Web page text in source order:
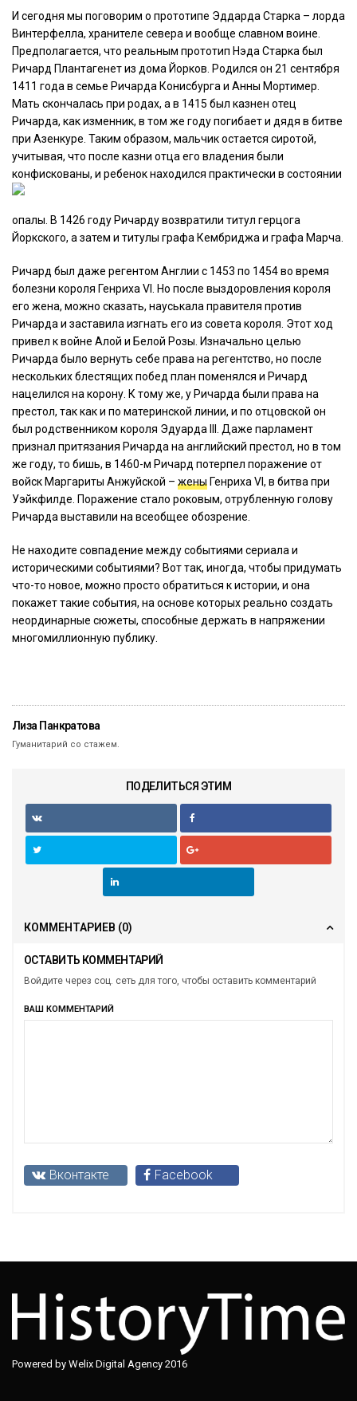
И сегодня мы поговорим о прототипе Эддарда Старка – лорда
Винтерфелла, хранителе севера и вообще славном воине.
Предполагается, что реальным прототип Нэда Старка был
Ричард Плантагенет из дома Йорков. Родился он 21 сентября
1411 года в семье Ричарда Конисбурга и Анны Мортимер.
Мать скончалась при родах, а в 1415 был казнен отец
Ричарда, как изменник, в том же году погибает и дядя в битве
при Азенкуре. Таким образом, мальчик остается сиротой,
учитывая, что после казни отца его владения были
конфискованы, и ребенокнаходился практически в состоянии
опалы. В 1426 году Ричарду возвратили титул герцога
Йоркского, а затем и титулы графа Кембриджа и графа Марча.
Ричард был даже регентом Англии с 1453 по 1454 во время
болезни короля Генриха VI. Но после выздоровления короля
его жена, можно сказать, науськала правителя против
Ричарда и заставила изгнать его из совета короля. Этот ход
привел к войне Алой и Белой Розы. Изначально целью
Ричарда было вернуть себе права на регентство, но после
нескольких блестящих побед план поменялся и Ричард
нацелился на корону. К тому же, у Ричарда были права на
престол, так как и по материнской линии, и по отцовской он
был родственником короля Эдуарда III. Даже парламент
признал притязания Ричарда на английский престол, но в том
же году, то бишь, в 1460-м Ричард потерпел поражение от
войск Маргариты Анжуйской – жены Генриха VI, в битва при
Уэйкфилде. Поражение стало роковым, отрубленную голову
Ричарда выставили на всеобщее обозрение.
Не находите совпадение между событиями сериала и
историческими событиями? Вот так, иногда, чтобы придумать
что-то новое, можно просто обратиться к истории, и она
покажет такие события, на основе которых реально создать
неординарные сюжеты, способные держать в напряжении
многомиллионную публику.
Лиза Панкратова
Гуманитарий со стажем.
ПОДЕЛИТЬСЯ ЭТИМ
КОММЕНТАРИЕВ (0)
ОСТАВИТЬ КОММЕНТАРИЙ
Войдите через соц. сеть для того, чтобы оставить комментарий
ВАШ КОММЕНТАРИЙ
Вконтакте Facebook
Powered by Welix Digital Agency 2016